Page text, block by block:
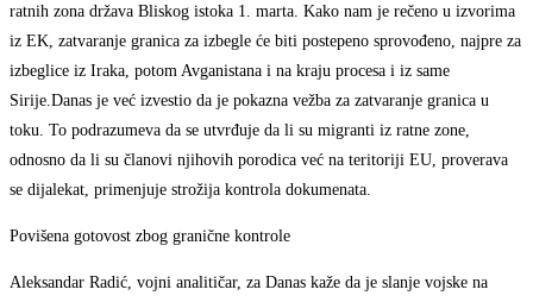
ratnih zona država Bliskog istoka 1. marta. Kako nam je rečeno u izvorima
iz EK, zatvaranje granica za izbegle će biti postepeno sprovođeno, najpre za
izbeglice iz Iraka, potom Avganistana i na kraju procesa i iz same
Sirije.Danas je već izvestio da je pokazna vežba za zatvaranje granica u
toku. To podrazumeva da se utvrđuje da li su migranti iz ratne zone,
odnosno da li su članovi njihovih porodica već na teritoriji EU, proverava
se dijalekat, primenjuje strožija kontrola dokumenata.
Povišena gotovost zbog granične kontrole
Aleksandar Radić, vojni analitičar, za Danas kaže da je slanje vojske na